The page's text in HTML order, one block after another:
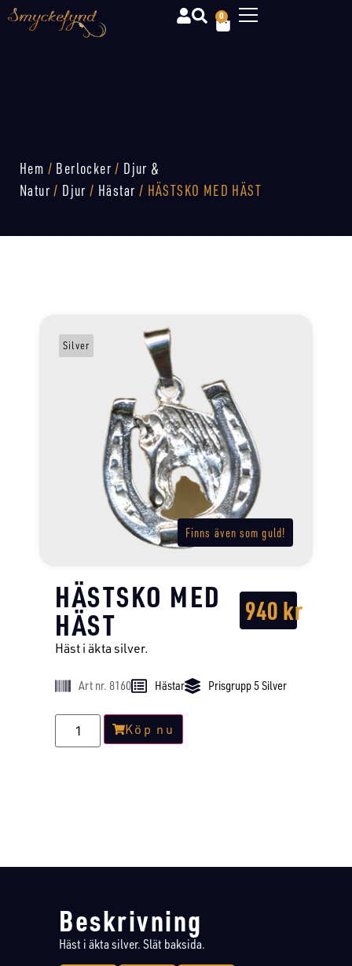
0
Hem / Berlocker / Djur &
Natur / Djur / Hästar / HÄSTSKO MED HÄST
Finns även som guld!
Silver
HÄSTSKO MED
HÄST 940kr
Häst i äkta silver.
Art nr. 8160 Hästar Prisgrupp 5 Silver
Köp nu
Beskrivning
Häst i äkta silver. Slät baksida.